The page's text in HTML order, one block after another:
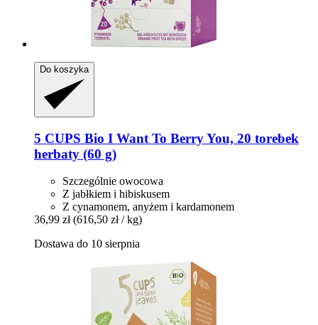
Do koszyka
5 CUPS Bio I Want To Berry You, 20 torebek
herbaty (60 g)
Szczególnie owocowa
Z jabłkiem i hibiskusem
Z cynamonem, anyżem i kardamonem
36,99 zł (616,50 zł / kg)
Dostawa do 10 sierpnia